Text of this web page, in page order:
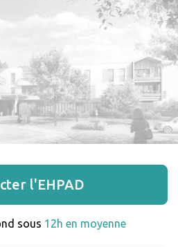
l'EHPAD
sous 12h en moyenne